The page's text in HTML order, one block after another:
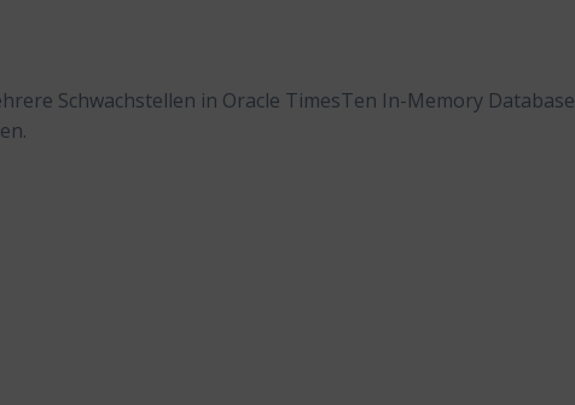
Schwachstellen in Oracle TimesTen In-Memory Database